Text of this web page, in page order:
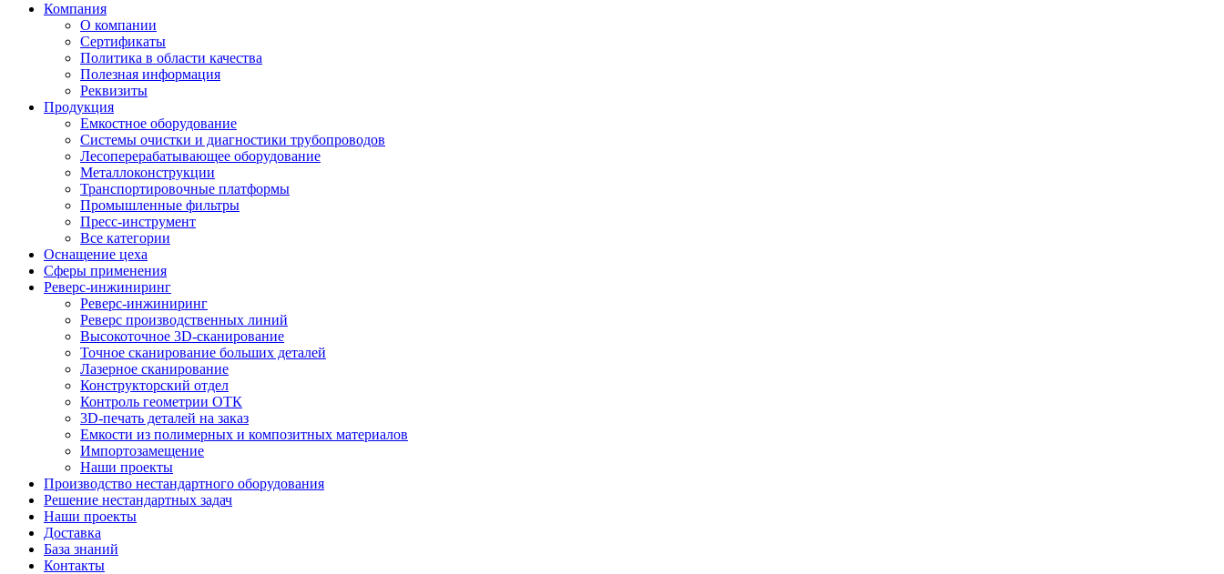
Компания
О компании
Сертификаты
Политика в области качества
Полезная информация
Реквизиты
Продукция
Емкостное оборудование
Системы очистки и диагностики трубопроводов
Лесоперерабатывающее оборудование
Металлоконструкции
Транспортировочные платформы
Промышленные фильтры
Пресс-инструмент
Все категории
Оснащение цеха
Сферы применения
Реверс-инжиниринг
Реверс-инжиниринг
Реверс производственных линий
Высокоточное 3D-сканирование
Точное сканирование больших деталей
Лазерное сканирование
Конструкторский отдел
Контроль геометрии ОТК
3D-печать деталей на заказ
Емкости из полимерных и композитных материалов
Импортозамещение
Наши проекты
Производство нестандартного оборудования
Решение нестандартных задач
Наши проекты
Доставка
База знаний
Контакты